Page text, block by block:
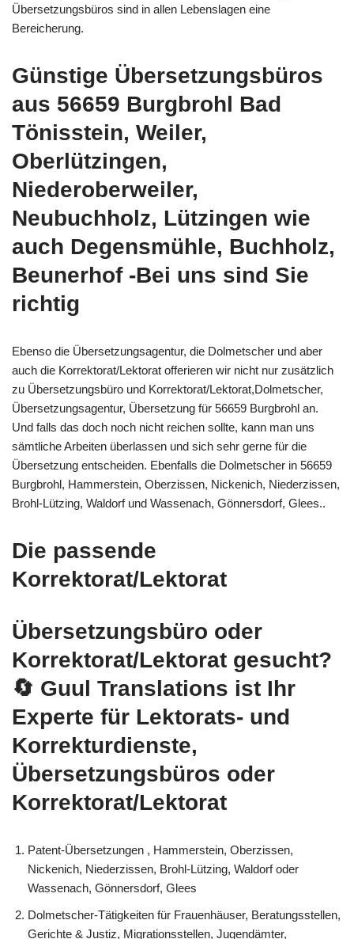
Übersetzungsbüros sind in allen Lebenslagen eine
Bereicherung.
Günstige Übersetzungsbüros
aus 56659 Burgbrohl Bad
Tönisstein, Weiler,
Oberlützingen,
Niederoberweiler,
Neubuchholz, Lützingen wie
auch Degensmühle, Buchholz,
Beunerhof -Bei uns sind Sie
richtig
Ebenso die Übersetzungsagentur, die Dolmetscher und aber
auch die Korrektorat/Lektorat offerieren wir nicht nur zusätzlich
zu Übersetzungsbüro und Korrektorat/Lektorat,Dolmetscher,
Übersetzungsagentur, Übersetzung für 56659 Burgbrohl an.
Und falls das doch noch nicht reichen sollte, kann man uns
sämtliche Arbeiten überlassen und sich sehr gerne für die
Übersetzung entscheiden. Ebenfalls die Dolmetscher in 56659
Burgbrohl, Hammerstein, Oberzissen, Nickenich, Niederzissen,
Brohl-Lützing, Waldorf und Wassenach, Gönnersdorf, Glees..
Die passende
Korrektorat/Lektorat
Übersetzungsbüro oder
Korrektorat/Lektorat gesucht?
🔄 Guul Translations ist Ihr
Experte für Lektorats- und
Korrekturdienste,
Übersetzungsbüros oder
Korrektorat/Lektorat
Patent-Übersetzungen , Hammerstein, Oberzissen,
Nickenich, Niederzissen, Brohl-Lützing, Waldorf oder
Wassenach, Gönnersdorf, Glees
Dolmetscher-Tätigkeiten für Frauenhäuser, Beratungsstellen,
Gerichte & Justiz, Migrationsstellen, Jugendämter,